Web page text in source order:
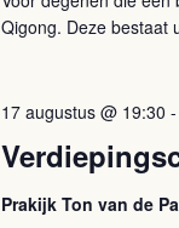
Qigong. Deze bestaat
17 augustus @ 19:30 -
Prakijk Ton van de